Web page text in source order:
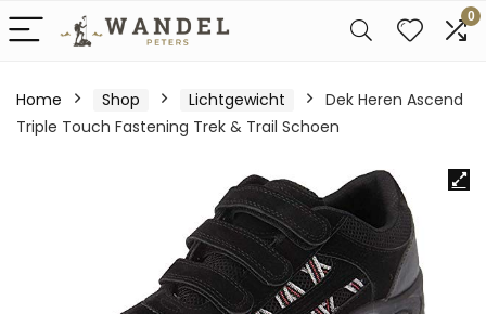
0
Home Shop Lichtgewicht
Dek Heren Ascend
Triple Touch Fastening Trek & Trail Schoen